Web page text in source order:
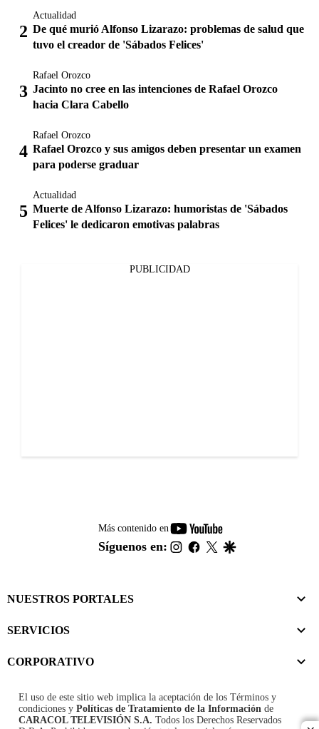
Actualidad
De qué murió Alfonso Lizarazo: problemas de salud que
tuvo el creador de 'Sábados Felices'
Rafael Orozco
Jacinto no cree en las intenciones de Rafael Orozco
hacia Clara Cabello
Rafael Orozco
Rafael Orozco y sus amigos deben presentar un examen
para poderse graduar
Actualidad
Muerte de Alfonso Lizarazo: humoristas de 'Sábados
Felices' le dedicaron emotivas palabras
PUBLICIDAD
Más contenido en
youtube-
footer
Síguenos en: instagram
facebook
twitter
NUESTROS PORTALES
SERVICIOS
CORPORATIVO
El uso de este sitio web implica la aceptación de los Términos y
condiciones y Políticas de Tratamiento de la Información de
CARACOL TELEVISIÓN S.A. Todos los Derechos Reservados